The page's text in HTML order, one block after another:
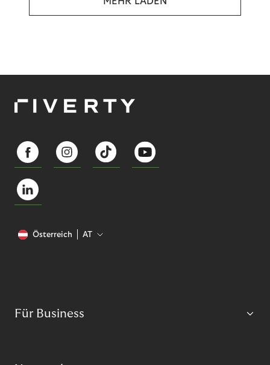
Österreich AT
Für Business